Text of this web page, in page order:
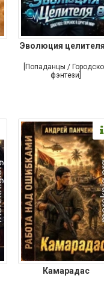
Эволюция
[Попаданцы /
фэнтези]
Камарадас